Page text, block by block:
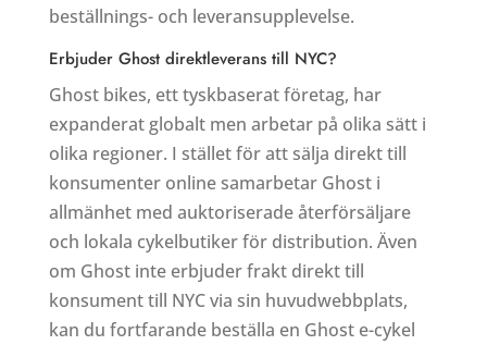
beställnings- och leveransupplevelse.
Erbjuder Ghost direktleverans till NYC?
Ghost bikes, ett tyskbaserat företag, har
expanderat globalt men arbetar på olika sätt i
olika regioner. I stället för att sälja direkt till
konsumenter online samarbetar Ghost i
allmänhet med auktoriserade återförsäljare
och lokala cykelbutiker för distribution. Även
om Ghost inte erbjuder frakt direkt till
konsument till NYC via sin huvudwebbplats,
kan du fortfarande beställa en Ghost e-cykel